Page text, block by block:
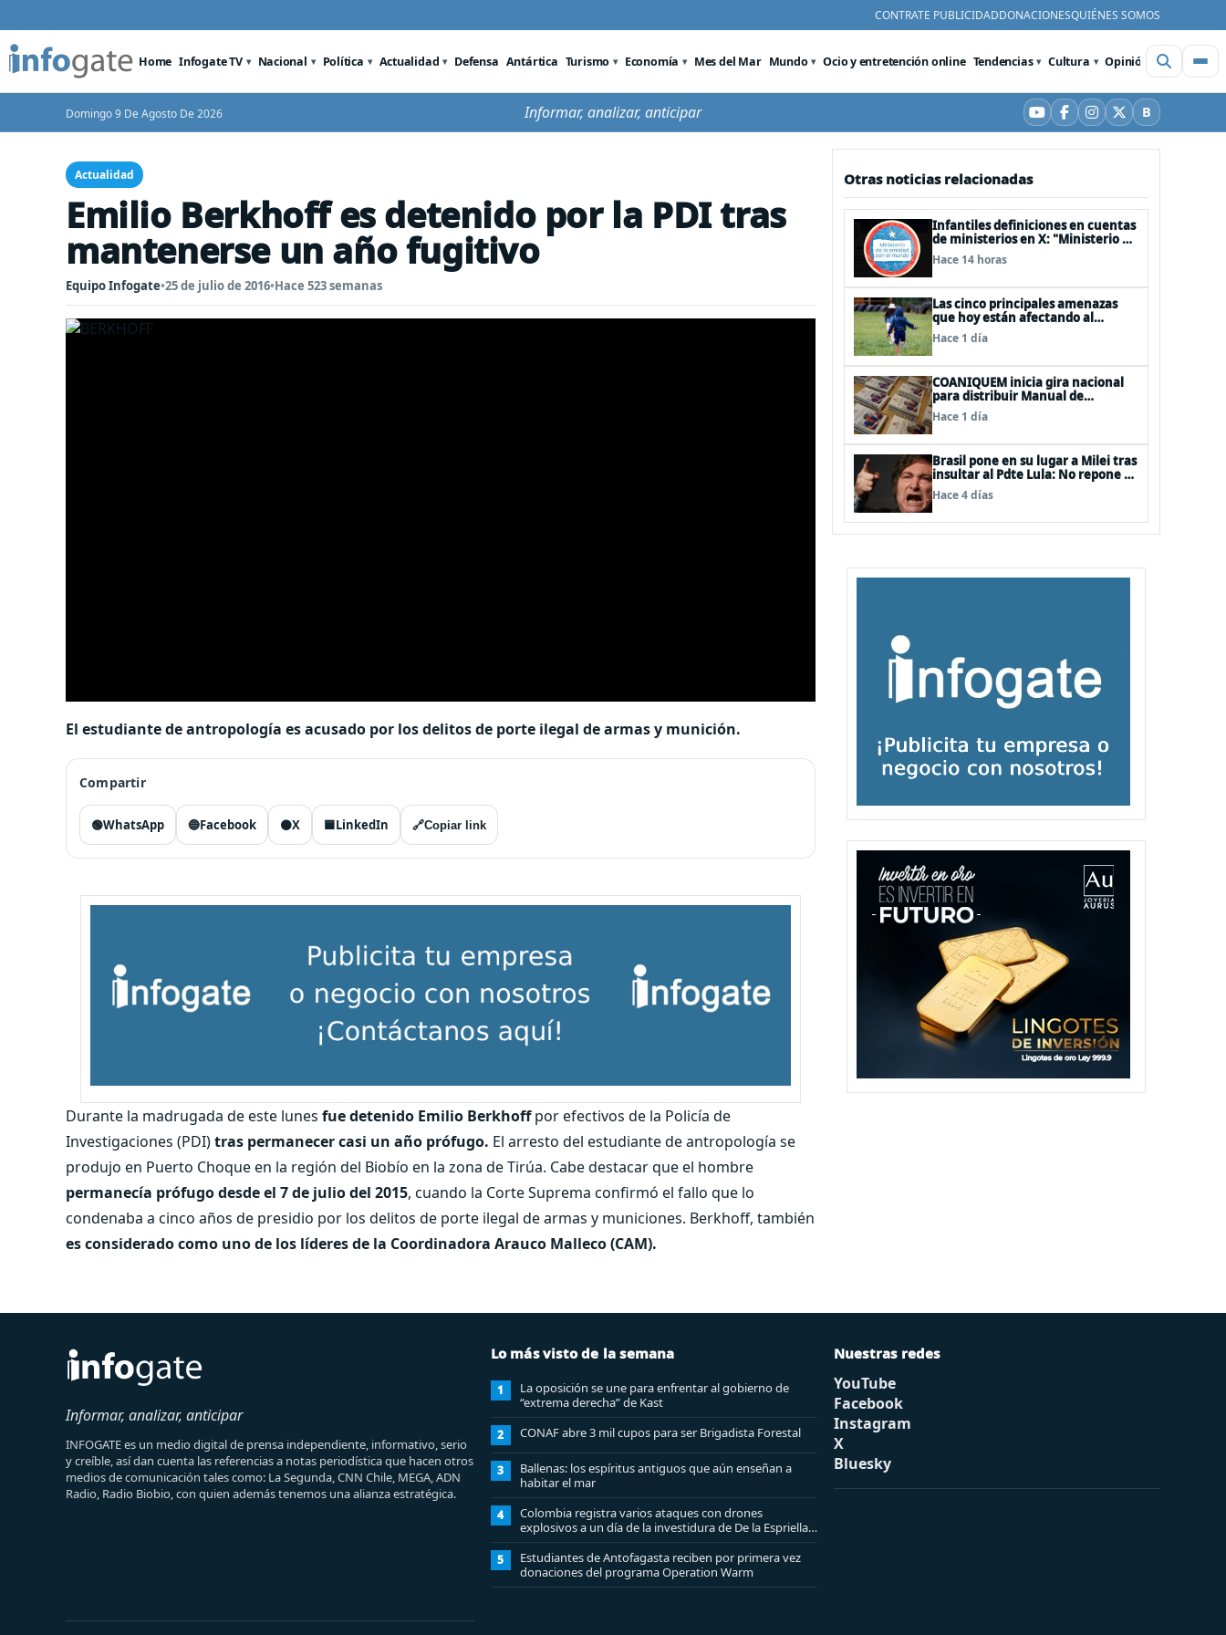
CONTRATE PUBLICIDADDONACIONESQUIÉNES SOMOS
Home Infogate TV Nacional Política Actualidad Defensa Antártica Turismo Economía Mes del Mar Mundo Ocio y entretención online Tendencias Cultura Opinión Videos
Domingo 9 De Agosto De 2026 Informar, analizar, anticipar YouTube
Facebook
Instagram
X BBluesky
Actualidad
Emilio Berkhoff es detenido por la PDI tras
mantenerse un año fugitivo
Equipo Infogate•25 de julio de 2016•Hace 523 semanas
El estudiante de antropología es acusado por los delitos de porte ilegal de armas y munición.
Compartir
🟢WhatsApp 🔵Facebook ⚫X 🟦LinkedIn 🔗Copiar link
Durante la madrugada de este lunes fue detenido Emilio Berkhoffpor efectivos de la Policía de
Investigaciones (PDI)tras permanecer casi un año prófugo. El arresto del estudiante de antropología se
produjo en Puerto Choque en la región del Biobío en la zona de Tirúa. Cabe destacar que el hombre
permanecía prófugo desde el 7 de julio del 2015, cuando la Corte Suprema confirmó el fallo que lo
condenaba a cinco años de presidio por los delitos de porte ilegal de armas y municiones. Berkhoff, también
es considerado como uno de los líderes de la Coordinadora Arauco Malleco (CAM).
Otras noticias relacionadas
Infantiles definiciones en cuentas
de ministerios en X: "Ministerio de
Cuidar la Plata", "Ministerio de la
amistad..."
Hace 14 horas
Las cinco principales amenazas
que hoy están afectando al
desarrollo de los niños en Chile
Hace 1 día
COANIQUEM inicia gira nacional
para distribuir Manual de
Quemaduras a profesionales de la
salud
Hace 1 día
Brasil pone en su lugar a Milei tras
insultar al Pdte Lula: No repone al
embajador en BBSS y rebaja la
relación bilateral
Hace 4 días
Informar, analizar, anticipar
INFOGATE es un medio digital de prensa independiente, informativo, serio
y creíble, así dan cuenta las referencias a notas periodística que hacen otros
medios de comunicación tales como: La Segunda, CNN Chile, MEGA, ADN
Radio, Radio Biobio, con quien además tenemos una alianza estratégica.
Lo más visto de la semana
1
La oposición se une para enfrentar al gobierno de
“extrema derecha” de Kast
2 CONAF abre 3 mil cupos para ser Brigadista Forestal
3
Ballenas: los espíritus antiguos que aún enseñan a
habitar el mar
4
Colombia registra varios ataques con drones
explosivos a un día de la investidura de De la Espriella:
un policía muerto
5
Estudiantes de Antofagasta reciben por primera vez
donaciones del programa Operation Warm
Nuestras redes
YouTube
Facebook
Instagram
X
Bluesky